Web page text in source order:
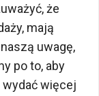
że
mają
uwagę,
po to, aby
wydać więcej